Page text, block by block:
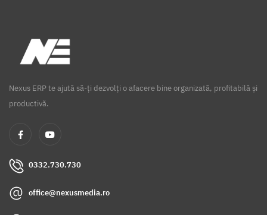
Nexus ERP te ajută să-ți dezvolți o afacere bine organizată, profitabilă și
productivă.
0332.730.730
office@nexusmedia.ro